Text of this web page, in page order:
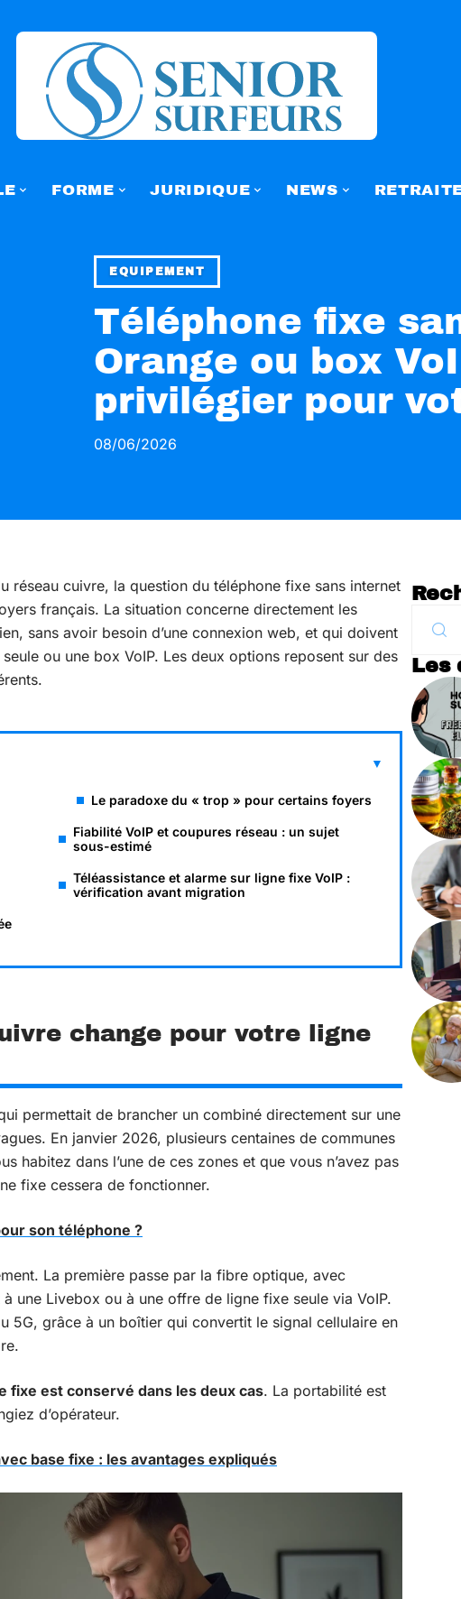
FORME JURIDIQUE NEWS
EQUIPEMENT
Téléphone fixe
Orange ou box
privilégier pour
08/06/2026
réseau cuivre, la question du téléphone fixe sans internet
français. La situation concerne directement les
sans avoir besoin d’une connexion web, et qui doivent
ou une box VoIP. Les deux options reposent sur des
Le paradoxe du « trop » pour certains foyers
Fiabilité VoIP et coupures réseau : un sujet
sous-estimé
Téléassistance et alarme sur ligne fixe VoIP :
vérification avant migration
change pour votre ligne
permettait de brancher un combiné directement sur une
En janvier 2026, plusieurs centaines de communes
habitez dans l’une de ces zones et que vous n’avez pas
fixe cessera de fonctionner.
son téléphone ?
La première passe par la fibre optique, avec
une Livebox ou à une offre de ligne fixe seule via VoIP.
5G, grâce à un boîtier qui convertit le signal cellulaire en
fixe est conservé dans les deux cas. La portabilité est
d’opérateur.
base fixe : les avantages expliqués
Les